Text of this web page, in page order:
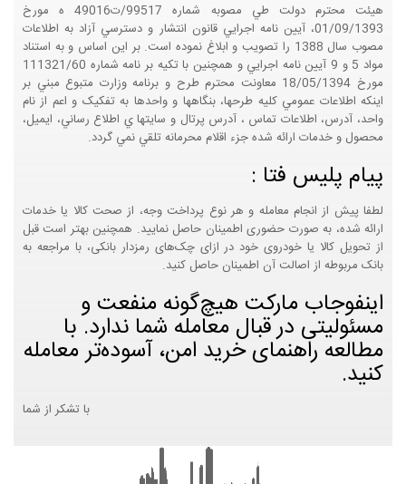
هيئت محترم دولت طي مصوبه شماره 99517/ت49016 ه مورخ
01/09/1393، آيين نامه اجرايي قانون انتشار و دسترسي آزاد به اطلاعات
مصوب سال 1388 را تصويب و ابلاغ نموده است. بر اين اساس و به استناد
مواد 5 و 9 آيين نامه اجرايي و همچنين با تکيه بر نامه شماره 111321/60
مورخ 18/05/1394 معاونت محترم طرح و برنامه وزارت متبوع مبني بر
اينکه اطلاعات عمومي کليه طرحها، بنگاهها و واحدها به تفکيک و اعم از نام
واحد، آدرس، اطلاعات تماس ، آدرس پرتال و سايتها ي اطلاع رساني، ايميل،
محصول و خدمات ارائه شده جزء اقلام محرمانه تلقي نمي گردد.
پیام پلیس فتا :
لطفا پیش از انجام معامله و هر نوع پرداخت وجه، از صحت کالا یا خدمات
ارائه شده، به صورت حضوری اطمینان حاصل نمایید. همچنین بهتر است قبل
از تحویل کالا یا خودروی خود در ازای چک‌های رمزدار بانکی، با مراجعه به
بانک مربوطه از اصالت آن اطمینان حاصل کنید.
اینفوجاب مارکت هیچ‌گونه منفعت و
مسئولیتی در قبال معامله شما ندارد. با
مطالعه راهنمای خرید امن، آسوده‌تر معامله
کنید.
با تشکر از شما